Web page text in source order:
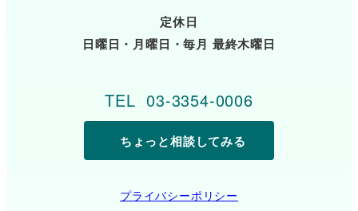
定休日
日曜日・月曜日・毎月 最終木曜日
TEL 03-3354-0006
ちょっと相談してみる
プライバシーポリシー